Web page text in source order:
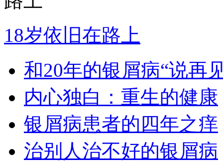
18岁依旧在路上
和20年的银屑病“说再
内心独白：重生的健康
银屑病患者的四年之痒
治别人治不好的银屑病